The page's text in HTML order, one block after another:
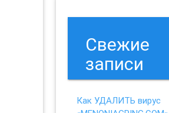
Свежие
записи
Как УДАЛИТЬ вирус